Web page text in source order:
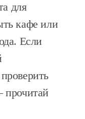
для
кафе или
Если
прочитай